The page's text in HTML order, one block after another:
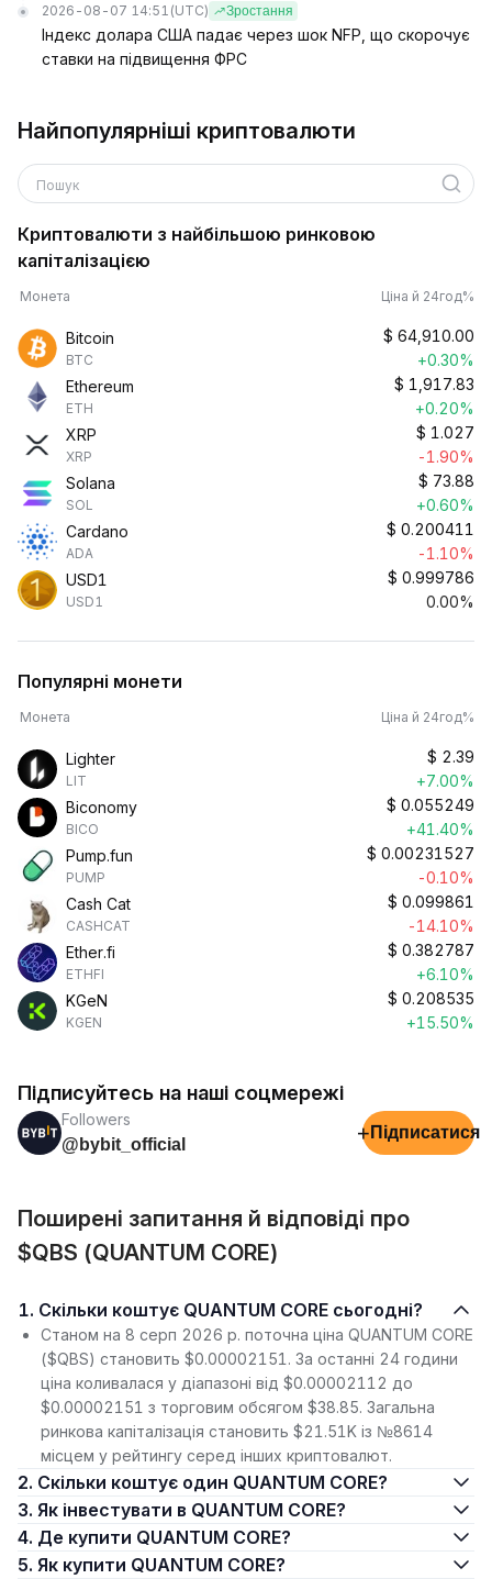
2026-08-07 14:51 (UTC) Зростання
Індекс долара США падає через шок NFP, що скорочує
ставки на підвищення ФРС
Найпопулярніші криптовалюти
Пошук
Криптовалюти з найбільшою ринковою
капіталізацією
Монета Ціна й 24год%
Bitcoin
BTC
$ 64,910.00
+0.30%
Ethereum
ETH
$ 1,917.83
+0.20%
XRP
XRP
$ 1.027
-1.90%
Solana
SOL
$ 73.88
+0.60%
Cardano
ADA
$ 0.200411
-1.10%
USD1
USD1
$ 0.999786
0.00%
Популярні монети
Монета Ціна й 24год%
Lighter
LIT
$ 2.39
+7.00%
Biconomy
BICO
$ 0.055249
+41.40%
Pump.fun
PUMP
$ 0.00231527
-0.10%
Cash Cat
CASHCAT
$ 0.099861
-14.10%
Ether.fi
ETHFI
$ 0.382787
+6.10%
KGeN
KGEN
$ 0.208535
+15.50%
Підписуйтесь на наші соцмережі
Followers
@bybit_official
+ Підписатися
Поширені запитання й відповіді про
$QBS (QUANTUM CORE)
1. Скільки коштує QUANTUM CORE сьогодні?
Станом на 8 серп 2026 р. поточна ціна QUANTUM CORE
($QBS) становить $0.00002151. За останні 24 години
ціна коливалася у діапазоні від $0.00002112 до
$0.00002151 з торговим обсягом $38.85. Загальна
ринкова капіталізація становить $21.51K із №8614
місцем у рейтингу серед інших криптовалют.
2. Скільки коштує один QUANTUM CORE?
3. Як інвестувати в QUANTUM CORE?
4. Де купити QUANTUM CORE?
5. Як купити QUANTUM CORE?